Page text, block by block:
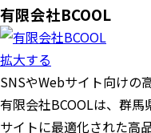
有限会社BCOOL
拡大する
SNSやWebサイト向けの
有限会社BCOOLは、群
サイトに最適化された高